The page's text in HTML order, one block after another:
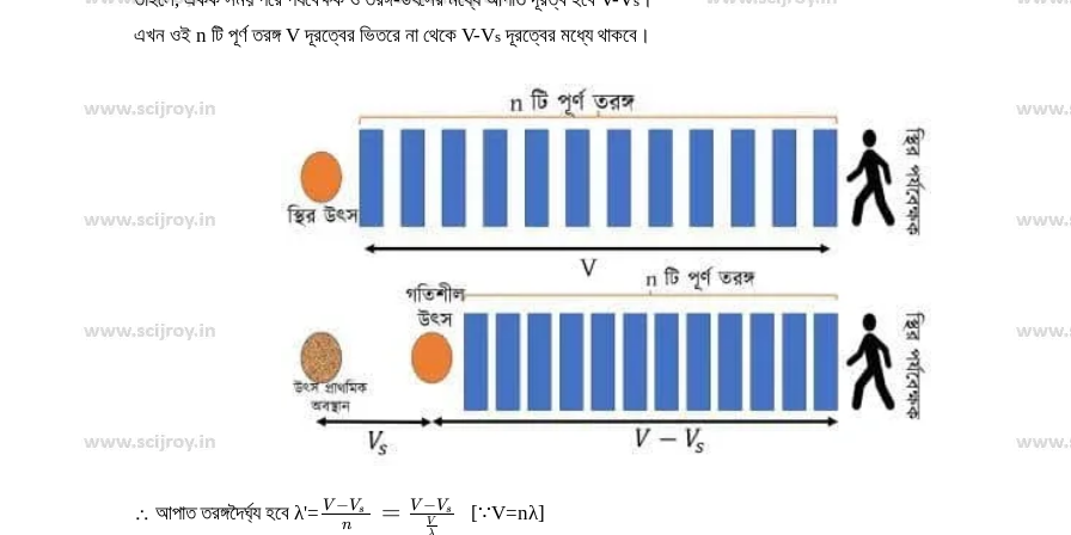
এখন ওই n টি পূর্ণ তরঙ্গ V দূরত্বের ভিতরে না থেকে V-Vs দূরত্বের মধ্যে থাকবে।
∴ আপাত তরঙ্গদৈর্ঘ্য হবে λ'=\frac{V-
n
V −Vs = V
V −Vs
[∵V=nλ]